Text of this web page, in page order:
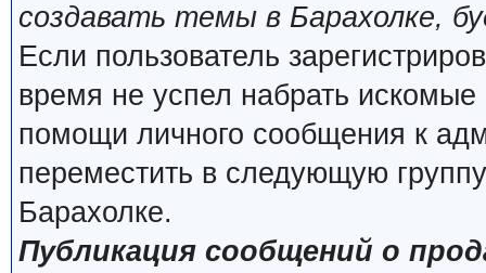
создавать темы в Барахолке,
Если пользователь
время не успел набрать
помощи личного сообщения к
переместить в следующую
Барахолке.
Публикация сообщений о